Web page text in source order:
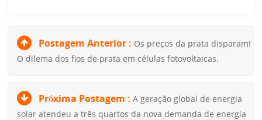
Postagem Anterior : Os preços da prata disparam!
O dilema dos fios de prata em células fotovoltaicas.
Próxima Postagem :A geração global de energia
solar atendeu a três quartos da nova demanda de energia